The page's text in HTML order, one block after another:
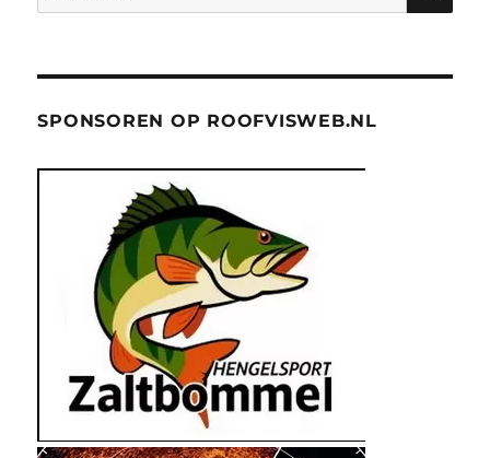
naar:
SPONSOREN OP ROOFVISWEB.NL